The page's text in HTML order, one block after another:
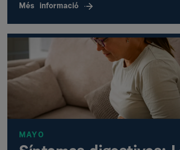
Més informació
MAYO